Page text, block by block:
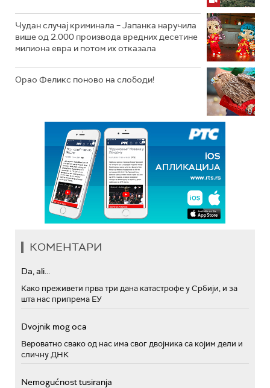
Чудан случај криминала – Јапанка наручила
више од 2.000 производа вредних десетине
милиона евра и потом их отказала
Орао Феликс поново на слободи!
КОМЕНТАРИ
Da, ali...
Како преживети прва три дана катастрофе у Србији, и за
шта нас припрема ЕУ
Dvojnik mog oca
Вероватно свако од нас има свог двојника са којим дели и
сличну ДНК
Nemogućnost tusiranja